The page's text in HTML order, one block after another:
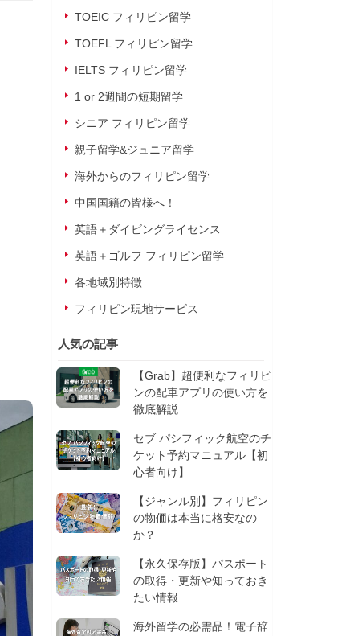
TOEIC フィリピン留学
TOEFL フィリピン留学
IELTS フィリピン留学
1 or 2週間の短期留学
シニア フィリピン留学
親子留学&ジュニア留学
海外からのフィリピン留学
中国国籍の皆様へ！
英語＋ダイビングライセンス
英語＋ゴルフ フィリピン留学
各地域別特徴
フィリピン現地サービス
人気の記事
【Grab】超便利なフィリピ
ンの配車アプリの使い方を
徹底解説
セブ パシフィック航空のチ
ケット予約マニュアル【初
心者向け】
【ジャンル別】フィリピン
の物価は本当に格安なの
か？
【永久保存版】パスポート
の取得・更新や知っておき
たい情報
海外留学の必需品！電子辞